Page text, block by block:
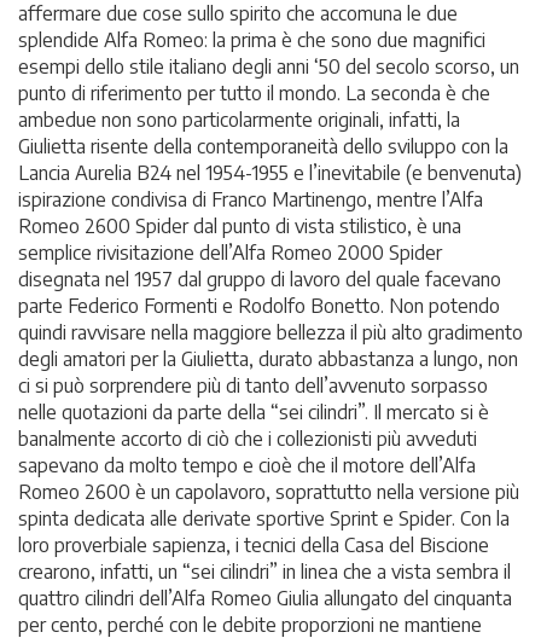
affermare due cose sullo spirito che accomuna le due
splendide Alfa Romeo: la prima è che sono due magnifici
esempi dello stile italiano degli anni ‘50 del secolo scorso, un
punto di riferimento per tutto il mondo. La seconda è che
ambedue non sono particolarmente originali, infatti, la
Giulietta risente della contemporaneità dello sviluppo con la
Lancia Aurelia B24 nel 1954-1955 e l’inevitabile (e benvenuta)
ispirazione condivisa di Franco Martinengo, mentre l’Alfa
Romeo 2600 Spider dal punto di vista stilistico, è una
semplice rivisitazione dell’Alfa Romeo 2000 Spider
disegnata nel 1957 dal gruppo di lavoro del quale facevano
parte Federico Formenti e Rodolfo Bonetto. Non potendo
quindi ravvisare nella maggiore bellezza il più alto gradimento
degli amatori per la Giulietta, durato abbastanza a lungo, non
ci si può sorprendere più di tanto dell’avvenuto sorpasso
nelle quotazioni da parte della “sei cilindri”. Il mercato si è
banalmente accorto di ciò che i collezionisti più avveduti
sapevano da molto tempo e cioè che il motore dell’Alfa
Romeo 2600 è un capolavoro, soprattutto nella versione più
spinta dedicata alle derivate sportive Sprint e Spider. Con la
loro proverbiale sapienza, i tecnici della Casa del Biscione
crearono, infatti, un “sei cilindri” in linea che a vista sembra il
quattro cilindri dell’Alfa Romeo Giulia allungato del cinquanta
per cento, perché con le debite proporzioni ne mantiene